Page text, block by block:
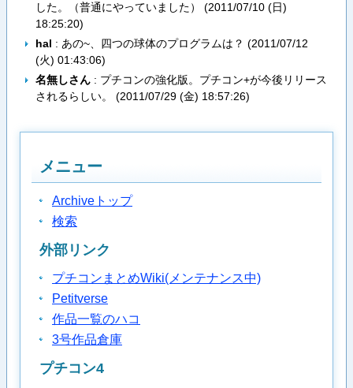
した。（普通にやっていました） (2011/07/10 (日)
18:25:20)
hal : あの~、四つの球体のプログラムは？ (2011/07/12
(火) 01:43:06)
名無しさん: プチコンの強化版。プチコン+が今後リリース
されるらしい。 (2011/07/29 (金) 18:57:26)
メニュー
Archiveトップ
検索
外部リンク
プチコンまとめWiki(メンテナンス中)
Petitverse
作品一覧のハコ
3号作品倉庫
プチコン4